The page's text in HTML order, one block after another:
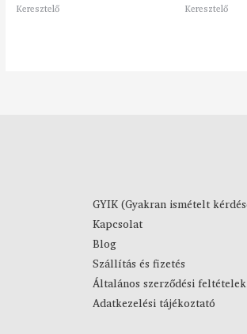
Keresztelő Keresztelő
GYIK (Gyakran ismételt
Kapcsolat
Blog
Szállítás és fizetés
Általános szerződési feltételek
Adatkezelési tájékoztató